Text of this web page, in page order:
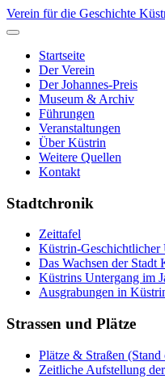
Verein für die Geschichte
Startseite
Der Verein
Der Johannes-Preis
Museum & Archiv
Führungen
Veranstaltungen
Über Küstrin
Weitere Quellen
Kontakt
Stadtchronik
Zeittafel
Küstrin-Geschichtlicher
Das Wachsen der Stadt
Küstrins Untergang im
Ausgrabungen in
Strassen und Plätze
Plätze & Straßen (Stand
Zeitliche Aufstellung